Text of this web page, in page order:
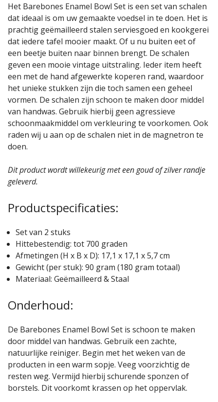
Het Barebones Enamel Bowl Set is een set van schalen
dat ideaal is om uw gemaakte voedsel in te doen. Het is
prachtig geëmailleerd stalen serviesgoed en kookgerei
dat iedere tafel mooier maakt. Of u nu buiten eet of
een beetje buiten naar binnen brengt. De schalen
geven een mooie vintage uitstraling. Ieder item heeft
een met de hand afgewerkte koperen rand, waardoor
het unieke stukken zijn die toch samen een geheel
vormen. De schalen zijn schoon te maken door middel
van handwas. Gebruik hierbij geen agressieve
schoonmaakmiddel om verkleuring te voorkomen. Ook
raden wij u aan op de schalen niet in de magnetron te
doen.
Dit product wordt willekeurig met een goud of zilver randje
geleverd.
Productspecificaties:
Set van 2 stuks
Hittebestendig: tot 700 graden
Afmetingen (H x B x D): 17,1 x 17,1 x 5,7 cm
Gewicht (per stuk): 90 gram (180 gram totaal)
Materiaal: Geëmailleerd & Staal
Onderhoud:
De Barebones Enamel Bowl Set is schoon te maken
door middel van handwas. Gebruik een zachte,
natuurlijke reiniger. Begin met het weken van de
producten in een warm sopje. Veeg voorzichtig de
resten weg. Vermijd hierbij schurende sponzen of
borstels. Dit voorkomt krassen op het oppervlak.